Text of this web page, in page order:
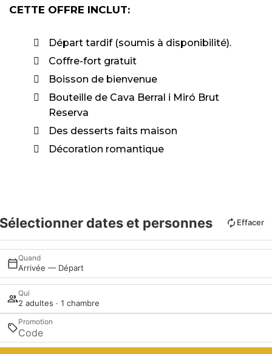
CETTE OFFRE INCLUT:
Départ tardif (soumis à disponibilité).
Coffre-fort gratuit
Boisson de bienvenue
Bouteille de Cava Berral i Miró Brut
Reserva
Des desserts faits maison
Décoration romantique
Sélectionner dates et personnes Effacer
Quand
Arrivée — Départ
Qui
2 adultes · 1 chambre
Promotion